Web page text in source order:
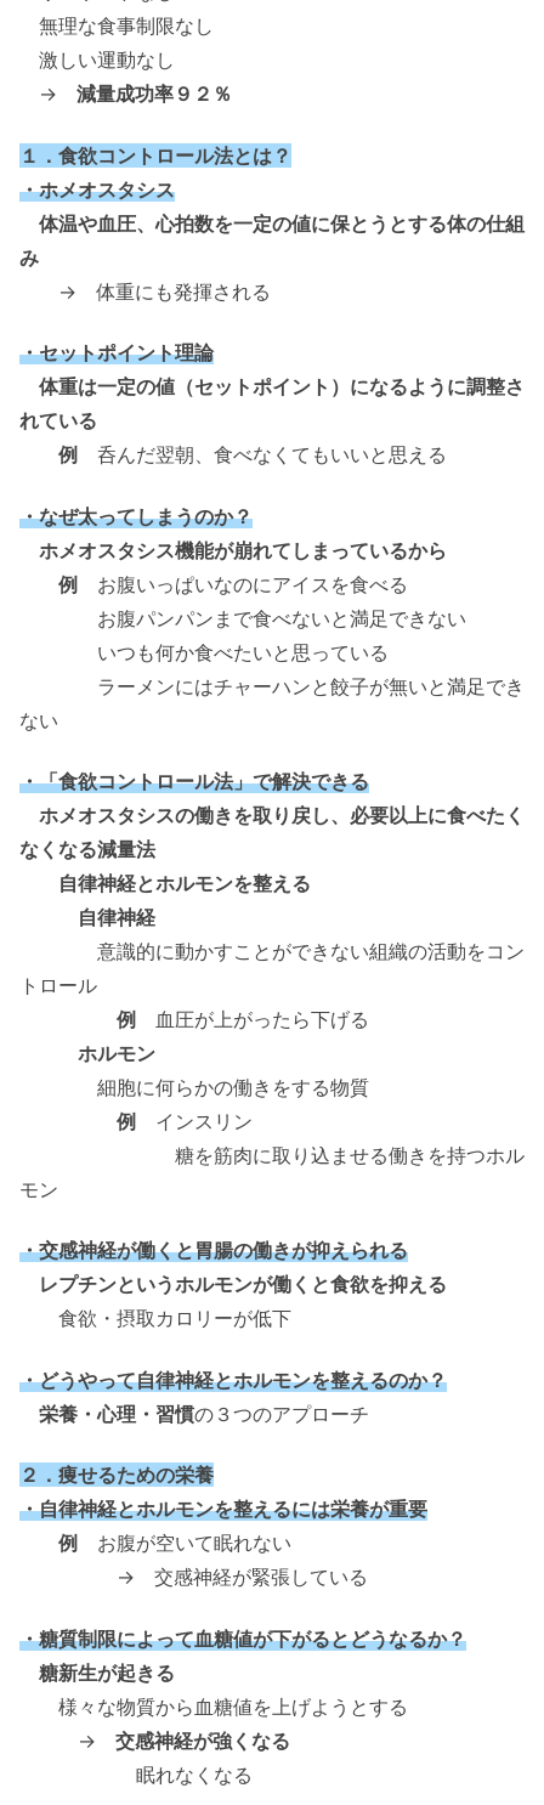
無理な食事制限なし
激しい運動なし
→ 減量成功率９２％
１．食欲コントロール法とは？
・ホメオスタシス
体温や血圧、心拍数を一定の値に保とうとする体の仕組
み
→ 体重にも発揮される
・セットポイント理論
体重は一定の値（セットポイント）になるように調整さ
れている
例
呑んだ翌朝、食べなくてもいいと思える
・なぜ太ってしまうのか？
ホメオスタシス機能が崩れてしまっているから
例 お腹いっぱいなのにアイスを食べる
お腹パンパンまで食べないと満足できない
いつも何か食べたいと思っている
ラーメンにはチャーハンと餃子が無いと満足でき
ない
・「食欲コントロール法」で解決できる
ホメオスタシスの働きを取り戻し、必要以上に食べたく
なくなる減量法
自律神経とホルモンを整える
自律神経
意識的に動かすことができない組織の活動をコン
トロール
例 血圧が上がったら下げる
ホルモン
細胞に何らかの働きをする物質
例 インスリン
糖を筋肉に取り込ませる働きを持つホル
モン
・交感神経が働くと胃腸の働きが抑えられる
レプチンというホルモンが働くと食欲を抑える
食欲・摂取カロリーが低下
・どうやって自律神経とホルモンを整えるのか？
栄養・心理・習慣の３つのアプローチ
２．痩せるための栄養
・自律神経とホルモンを整えるには栄養が重要
例
お腹が空いて眠れない
→ 交感神経が緊張している
・糖質制限によって血糖値が下がるとどうなるか？
糖新生が起きる
様々な物質から血糖値を上げようとする
→ 交感神経が強くなる
眠れなくなる